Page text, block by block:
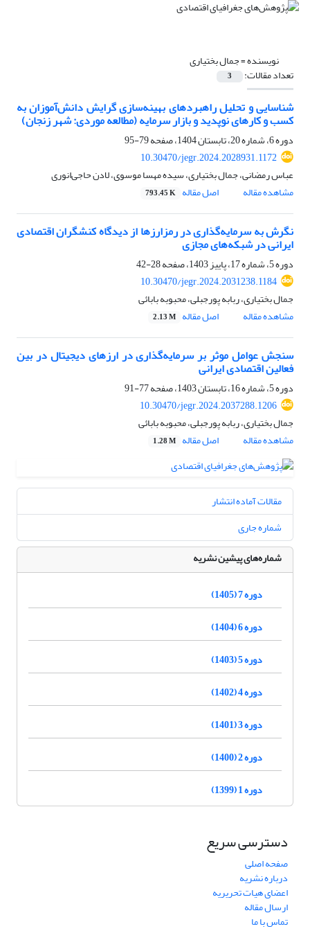
نویسنده =جمال بختیاری
تعداد مقالات: 3
شناسایی و تحلیل راهبردهای بهینه‌سازی گرایش دانش‌آموزان به
کسب و کارهای نوپدید و بازار سرمایه (مطالعه موردی: شهر زنجان)
دوره 6، شماره 20، تابستان 1404، صفحه
79-95
10.30470/jegr.2024.2028931.1172
عباس رمضانی، جمال بختیاری، سیده مهسا موسوی، لادن حاجی‌انوری
مشاهده مقاله
اصل مقاله 793.45 K
نگرش به سرمایه‌گذاری در رمزارزها از دیدگاه کنشگران اقتصادی
ایرانی در شبکه‌های مجازی
دوره 5، شماره 17، پاییز 1403، صفحه
28-42
10.30470/jegr.2024.2031238.1184
جمال بختیاری، ربابه پورجبلی، محبوبه بابائی
مشاهده مقاله
اصل مقاله 2.13 M
سنجش عوامل موثر بر سرمایه‌گذاری در ارزهای دیجیتال در بین
فعالین اقتصادی ایرانی
دوره 5، شماره 16، تابستان 1403، صفحه
77-91
10.30470/jegr.2024.2037288.1206
جمال بختیاری، ربابه پورجبلی، محبوبه بابائی
مشاهده مقاله
اصل مقاله 1.28 M
مقالات آماده انتشار
شماره جاری
شماره‌های پیشین نشریه
دوره 7 (1405)
دوره 6 (1404)
دوره 5 (1403)
دوره 4 (1402)
دوره 3 (1401)
دوره 2 (1400)
دوره 1 (1399)
دسترسی سریع
صفحه اصلی
درباره نشریه
اعضای هیات تحریریه
ارسال مقاله
تماس با ما